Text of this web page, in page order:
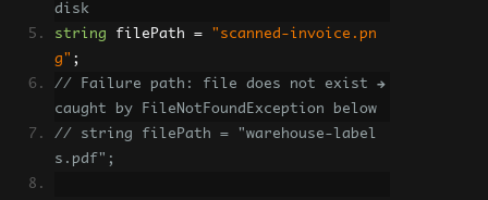
disk
string filePath =
"scanned-invoice.pn
g" ;
// Failure path: file does not exist →
caught by FileNotFoundException below
// string filePath = "warehouse-label
s.pdf";